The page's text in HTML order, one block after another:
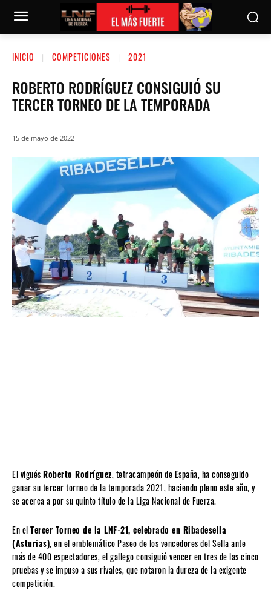
INICIO COMPETICIONES 2021
ROBERTO RODRÍGUEZ CONSIGUIÓ SU
TERCER TORNEO DE LA TEMPORADA
15 de mayo de 2022
El viguésRoberto Rodríguez, tetracampeón de España, ha conseguido
ganar su tercer torneo de la temporada 2021, haciendo pleno este año, y
se acerca a por su quinto título de la Liga Nacional de Fuerza.
En elTercer Torneo de la LNF-21, celebrado en Ribadesella
(Asturias), en el emblemático Paseo de los vencedores del Sella ante
más de 400 espectadores, el gallego consiguió vencer en tres de las cinco
pruebas y se impuso a sus rivales, que notaron la dureza de la exigente
competición.